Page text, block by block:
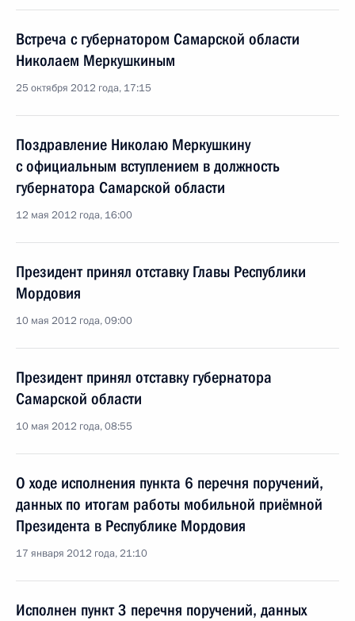
Встреча с губернатором Самарской области
Николаем Меркушкиным
25 октября 2012 года, 17:15
Поздравление Николаю Меркушкину
с официальным вступлением в должность
губернатора Самарской области
12 мая 2012 года, 16:00
Президент принял отставку Главы Республики
Мордовия
10 мая 2012 года, 09:00
Президент принял отставку губернатора
Самарской области
10 мая 2012 года, 08:55
О ходе исполнения пункта 6 перечня поручений,
данных по итогам работы мобильной приёмной
Президента в Республике Мордовия
17 января 2012 года, 21:10
Исполнен пункт 3 перечня поручений, данных